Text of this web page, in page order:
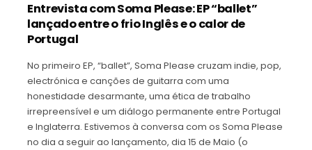
Entrevista com Soma Please: EP “ballet”
lançado entre o frio Inglês e o calor de
Portugal
No primeiro EP, “ballet”, Soma Please cruzam indie, pop,
electrónica e canções de guitarra com uma
honestidade desarmante, uma ética de trabalho
irrepreensível e um diálogo permanente entre Portugal
e Inglaterra. Estivemos à conversa com os Soma Please
no dia a seguir ao lançamento, dia 15 de Maio (o